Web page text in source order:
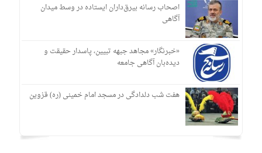
اصحاب رسانه بیرق‌داران ایستاده در وسط میدان
آگاهی
«خبرنگار» مجاهد جبهه تبیین، پاسدار حقیقت و
دیده‌بان آگاهی جامعه
هفت شب دلدادگی در مسجد امام خمینی (ره) قزوین